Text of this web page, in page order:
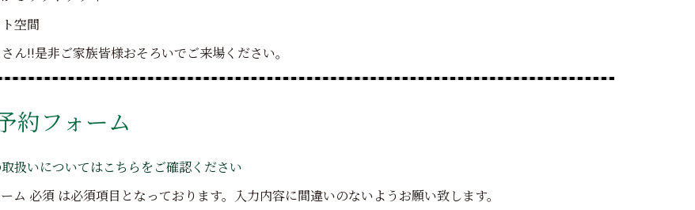
空間
ん!!是非ご家族皆様おそろいでご来場ください。
約フォーム
扱いについてはこちらをご確認ください
ム 必須 は必須項目となっております。入力内容に間違いのないようお願い致します。